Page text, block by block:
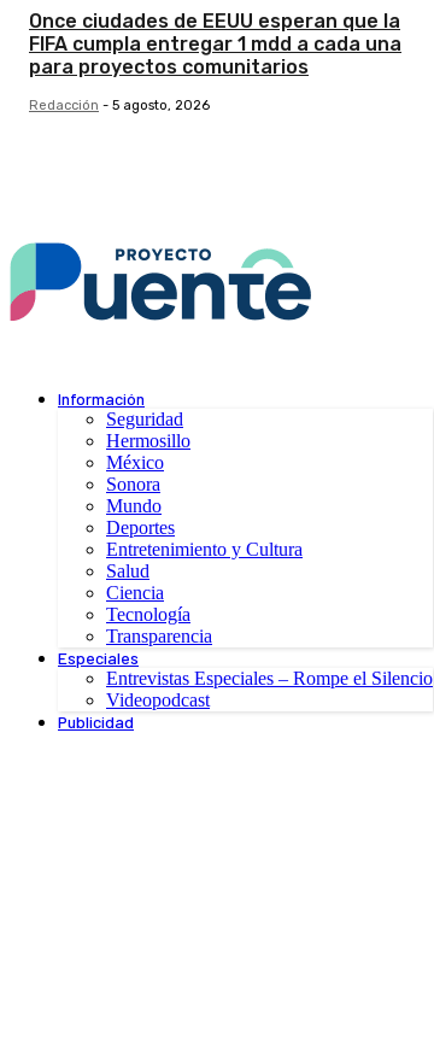
Once ciudades de EEUU esperan que la
FIFA cumpla entregar 1 mdd a cada una
para proyectos comunitarios
Redacción - 5 agosto, 2026
Información
Seguridad
Hermosillo
México
Sonora
Mundo
Deportes
Entretenimiento y Cultura
Salud
Ciencia
Tecnología
Transparencia
Especiales
Entrevistas Especiales – Rompe el Silencio
Videopodcast
Publicidad